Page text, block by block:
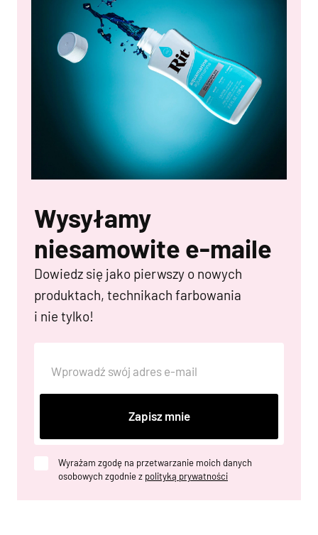
Wysyłamy
niesamowite e-maile
Dowiedz się jako pierwszy o nowych
produktach, technikach farbowania
i nie tylko!
Zapisz mnie
Wyrażam zgodę na przetwarzanie moich danych
osobowych zgodnie z polityką prywatności